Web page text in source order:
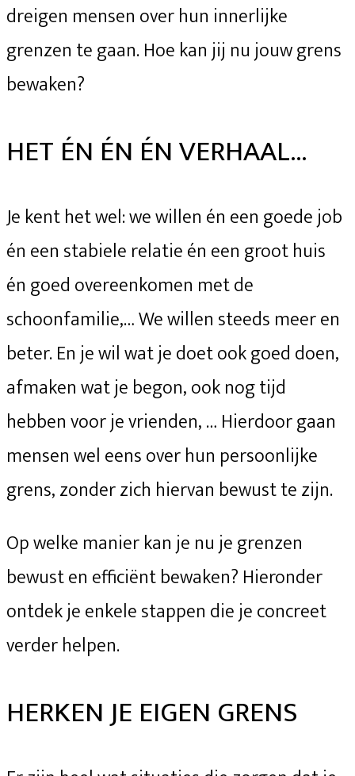
dreigen mensen over hun innerlijke
grenzen te gaan. Hoe kan jij nu jouw grens
bewaken?
HET ÉN ÉN ÉN VERHAAL…
Je kent het wel: we willen én een goede job
én een stabiele relatie én een groot huis
én goed overeenkomen met de
schoonfamilie,… We willen steeds meer en
beter. En je wil wat je doet ook goed doen,
afmaken wat je begon, ook nog tijd
hebben voor je vrienden, … Hierdoor gaan
mensen wel eens over hun persoonlijke
grens, zonder zich hiervan bewust te zijn.
Op welke manier kan je nu je grenzen
bewust en efficiënt bewaken? Hieronder
ontdek je enkele stappen die je concreet
verder helpen.
HERKEN JE EIGEN GRENS